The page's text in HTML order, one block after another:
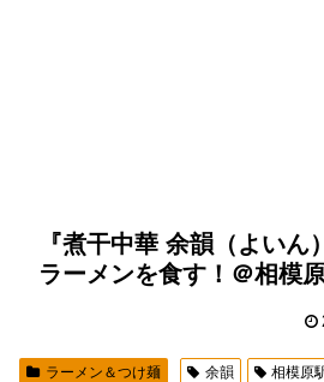
『煮干中華 余韻（よいん
ラーメンを食す！＠相模
ラーメン＆つけ麺 余韻 相模原